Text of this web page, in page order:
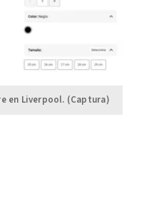
en Liverpool. (Captura)